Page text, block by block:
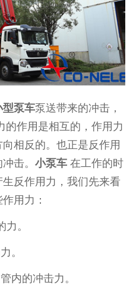
型泵车泵送带来的冲击，
的作用是相互的，作用力
相反的。也正是反作用
冲击。小泵车 在工作的时
反作用力，我们先来看
用力：
。
。
内的冲击力。